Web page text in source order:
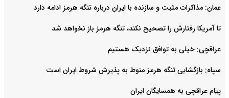
عمان: مذاکرات مثبت و سازنده با ایران درباره تنگه هرمز ادامه دارد
تا آمریکا رفتارش را تصحیح نکند، تنگه هرمز باز نخواهد شد
عراقچی: خیلی به توافق نزدیک هستیم
سپاه: بازگشایی تنگه هرمز منوط به پذیرش شروط ایران است
پیام عراقچی به همسایگان ایران